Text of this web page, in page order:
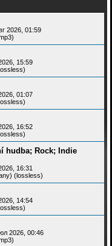
2026, 01:59
15:59
01:07
16:52
hudba; Rock; Indie
16:31
(lossless)
14:54
2026, 00:46